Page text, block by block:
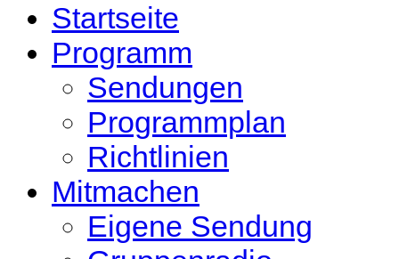
Startseite
Programm
Sendungen
Programmplan
Richtlinien
Mitmachen
Eigene Sendung